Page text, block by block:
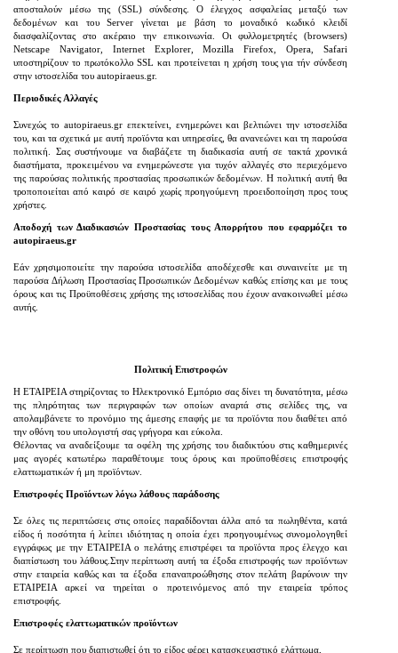
αποσταλούν μέσω της (SSL) σύνδεσης. Ο έλεγχος ασφαλείας μεταξύ των
δεδομένων και του Server γίνεται με βάση το μοναδικό κωδικό κλειδί
διασφαλίζοντας στο ακέραιο την επικοινωνία. Οι φυλλομετρητές (browsers)
Netscape Navigator, Internet Explorer, Mozilla Firefox, Opera, Safari
υποστηρίζουν το πρωτόκολλο SSL και προτείνεται η χρήση τους για τήν σύνδεση
στην ιστοσελίδα του autopiraeus.gr.
Περιοδικές Αλλαγές
Συνεχώς το autopiraeus.gr επεκτείνει, ενημερώνει και βελτιώνει την ιστοσελίδα
του, και τα σχετικά με αυτή προϊόντα και υπηρεσίες, θα ανανεώνει και τη παρούσα
πολιτική. Σας συστήνουμε να διαβάζετε τη διαδικασία αυτή σε τακτά χρονικά
διαστήματα, προκειμένου να ενημερώνεστε για τυχόν αλλαγές στο περιεχόμενο
της παρούσας πολιτικής προστασίας προσωπικών δεδομένων. Η πολιτική αυτή θα
τροποποιείται από καιρό σε καιρό χωρίς προηγούμενη προειδοποίηση προς τους
χρήστες.
Αποδοχή των Διαδικασιών Προστασίας τους Απορρήτου που εφαρμόζει το
autopiraeus.gr
Εάν χρησιμοποιείτε την παρούσα ιστοσελίδα αποδέχεσθε και συναινείτε με τη
παρούσα Δήλωση Προστασίας Προσωπικών Δεδομένων καθώς επίσης και με τους
όρους και τις Προϋποθέσεις χρήσης της ιστοσελίδας που έχουν ανακοινωθεί μέσω
αυτής.
Πολιτική Επιστροφών
Η ΕΤΑΙΡΕΙΑ στηρίζοντας το Ηλεκτρονικό Εμπόριο σας δίνει τη δυνατότητα, μέσω
της πληρότητας των περιγραφών των οποίων αναρτά στις σελίδες της, να
απολαμβάνετε το προνόμιο της άμεσης επαφής με τα προϊόντα που διαθέτει από
την οθόνη του υπολογιστή σας γρήγορα και εύκολα.
Θέλοντας να αναδείξουμε τα οφέλη της χρήσης του διαδικτύου στις καθημερινές
μας αγορές κατωτέρω παραθέτουμε τους όρους και προϋποθέσεις επιστροφής
ελαττωματικών ή μη προϊόντων.
Επιστροφές Προϊόντων λόγω λάθους παράδοσης
Σε όλες τις περιπτώσεις στις οποίες παραδίδονται άλλα από τα πωληθέντα, κατά
είδος ή ποσότητα ή λείπει ιδιότητας η οποία έχει προηγουμένως συνομολογηθεί
εγγράφως με την ΕΤΑΙΡΕΙΑ ο πελάτης επιστρέφει τα προϊόντα προς έλεγχο και
διαπίστωση του λάθους.Στην περίπτωση αυτή τα έξοδα επιστροφής των προϊόντων
στην εταιρεία καθώς και τα έξοδα επαναπροώθησης στον πελάτη βαρύνουν την
ΕΤΑΙΡΕΙΑ αρκεί να τηρείται ο προτεινόμενος από την εταιρεία τρόπος
επιστροφής.
Επιστροφές ελαττωματικών προϊόντων
Σε περίπτωση που διαπιστωθεί ότι το είδος φέρει κατασκευαστικό ελάττωμα,